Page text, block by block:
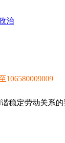
治
106580009009
稳定劳动关系